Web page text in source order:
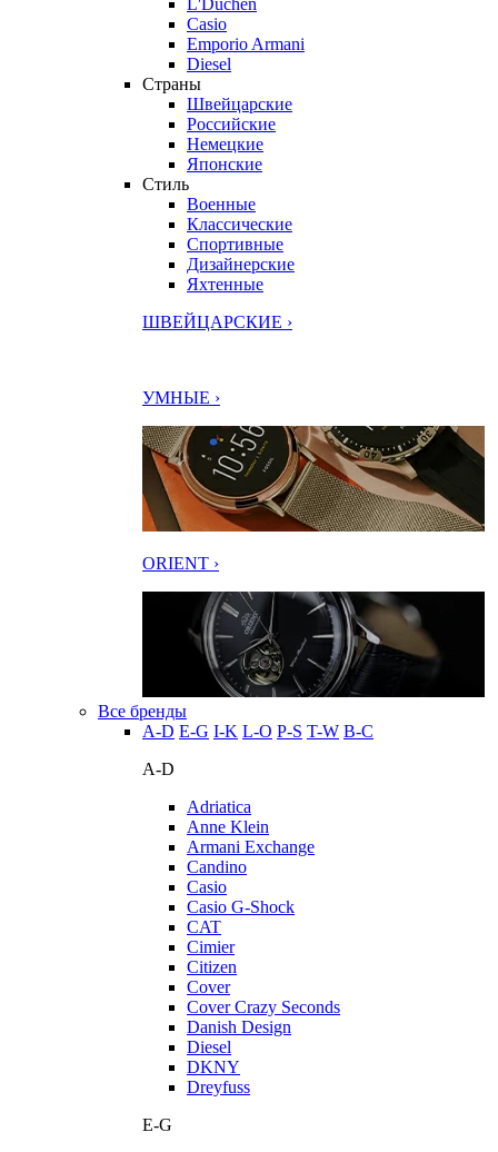
L'Duchen
Casio
Emporio Armani
Diesel
Страны
Швейцарские
Российские
Немецкие
Японские
Стиль
Военные
Классические
Спортивные
Дизайнерские
Яхтенные
ШВЕЙЦАРСКИЕ ›
УМНЫЕ ›
ORIENT ›
Все бренды
A-D E-G I-K L-O P-S T-W В-С
A-D
Adriatica
Anne Klein
Armani Exchange
Candino
Casio
Casio G-Shock
CAT
Cimier
Citizen
Cover
Cover Crazy Seconds
Danish Design
Diesel
DKNY
Dreyfuss
E-G